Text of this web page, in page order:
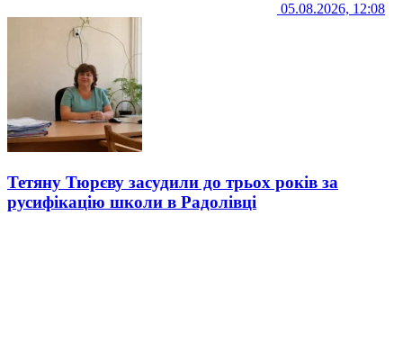
05.08.2026, 12:08
Тетяну Тюрєву засудили до трьох років за
русифікацію школи в Радолівці